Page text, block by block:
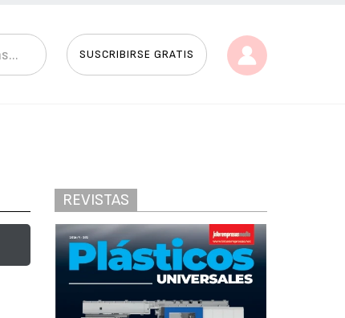
SUSCRIBIRSE GRATIS
REVISTAS